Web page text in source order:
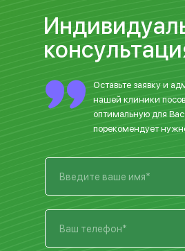
Оставьте заявку и
нашей клиники
оптимальную для
порекомендует